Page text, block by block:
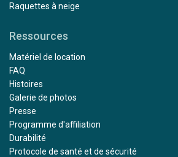
Raquettes à neige
Ressources
Matériel de location
FAQ
Histoires
Galerie de photos
Presse
Programme d'affiliation
Durabilité
Protocole de santé et de sécurité